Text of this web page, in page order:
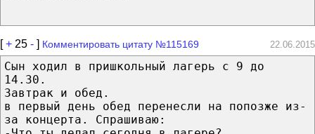
[+ 25 - ] Комментировать цитату №115169 22.06.2015
Сын ходил в пришкольный лагерь с 9 до
14.30.
Завтрак и обед.
в первый день обед перенесли на попозже из-
за концерта. Спрашиваю: